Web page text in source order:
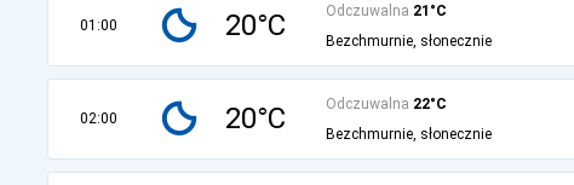
01:00 20°C Odczuwalna 21°C
Bezchmurnie, słonecznie
02:00 20°C Odczuwalna 22°C
Bezchmurnie, słonecznie